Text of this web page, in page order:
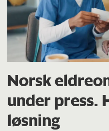
Norsk
under press.
løsning